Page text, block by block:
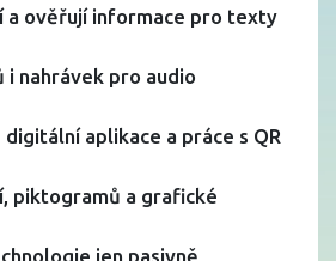
a ověřují informace pro texty
i nahrávek pro audio
aplikace a práce s QR
piktogramů a grafické
jen pasivně